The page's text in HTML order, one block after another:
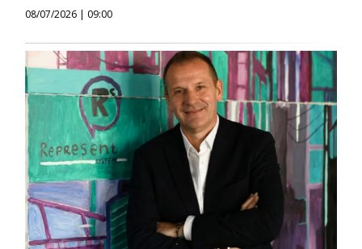
08/07/2026 | 09:00